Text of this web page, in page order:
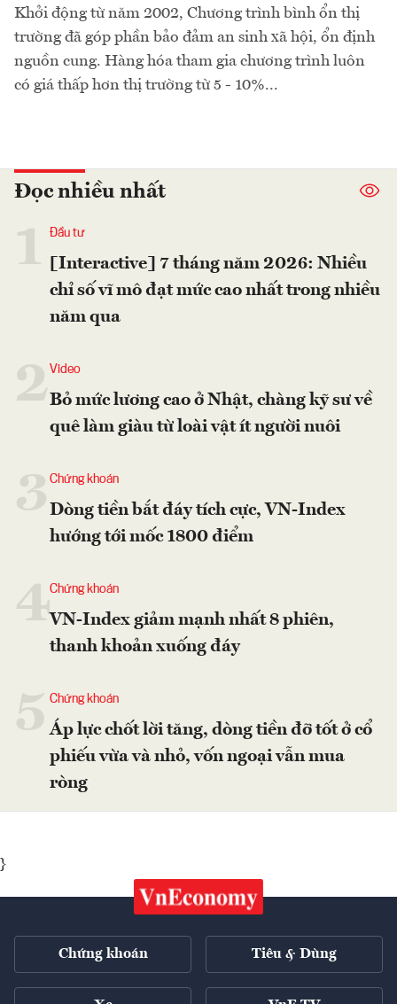
Khởi động từ năm 2002, Chương trình bình ổn thị
trường đã góp phần bảo đảm an sinh xã hội, ổn định
nguồn cung. Hàng hóa tham gia chương trình luôn
có giá thấp hơn thị trường từ 5 - 10%...
Đọc nhiều nhất
Đầu tư
[Interactive] 7 tháng năm 2026: Nhiều
chỉ số vĩ mô đạt mức cao nhất trong nhiều
năm qua
2Video
Bỏ mức lương cao ở Nhật, chàng kỹ sư về
quê làm giàu từ loài vật ít người nuôi
Chứng khoán
Dòng tiền bắt đáy tích cực, VN-Index
hướng tới mốc 1800 điểm
4Chứng khoán
VN-Index giảm mạnh nhất 8 phiên,
thanh khoản xuống đáy
Chứng khoán
Áp lực chốt lời tăng, dòng tiền đỡ tốt ở cổ
phiếu vừa và nhỏ, vốn ngoại vẫn mua
ròng
}
Chứng khoán Tiêu & Dùng